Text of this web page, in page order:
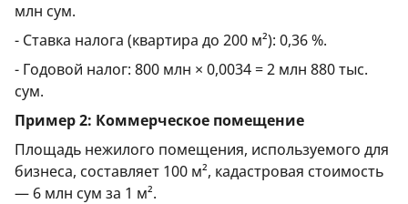
млн сум.
- Ставка налога (квартира до 200 м²): 0,36 %.
- Годовой налог: 800 млн × 0,0034 = 2 млн 880 тыс.
сум.
Пример 2: Коммерческое помещение
Площадь нежилого помещения, используемого для
бизнеса, составляет 100 м², кадастровая стоимость
— 6 млн сум за 1 м².